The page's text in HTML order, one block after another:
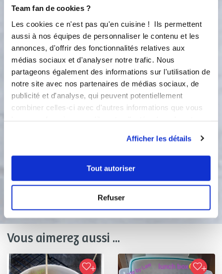
Team fan de cookies ?
Les cookies ce n'est pas qu'en cuisine ! Ils permettent
aussi à nos équipes de personnaliser le contenu et les
annonces, d'offrir des fonctionnalités relatives aux
médias sociaux et d'analyser notre trafic. Nous
partageons également des informations sur l'utilisation de
notre site avec nos partenaires de médias sociaux, de
publicité et d'analyse, qui peuvent potentiellement
combiner celles-ci avec d'autres informations que vous
Afficher les détails
Tout autoriser
Refuser
(min 5min) - Eplucher la courgette et
la couper pour la passer au tornado,
(il faut qu’elle soit achée finiment).
L’ajouter à la préparation. - Mettre le
beaufort râpé à la préparation. -
Mettre le jambon dans le tornado et
l’achée. Puis l’ajouter à la préparation
et bien mélanger à l’aide de la spatule.
- Sortir les empreintes du four et les
garnies avec la préparation. - Cuire
2
Bon appétit !
Vous aimerez aussi ...